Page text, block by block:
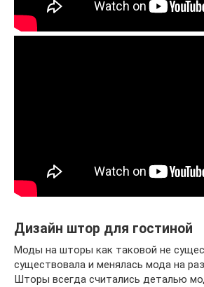
Дизайн штор для гостиной
Моды на шторы как таковой не
существовала и менялась мода на
Шторы всегда считались деталью